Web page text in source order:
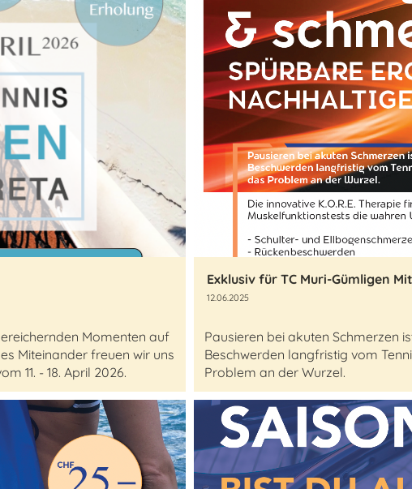
Momenten auf
Miteinander freuen wir uns
11. - 18. April 2026.
12.06.2025
Pausieren bei akuten Schmerzen
Beschwerden langfristig vom
Problem an der Wurzel.